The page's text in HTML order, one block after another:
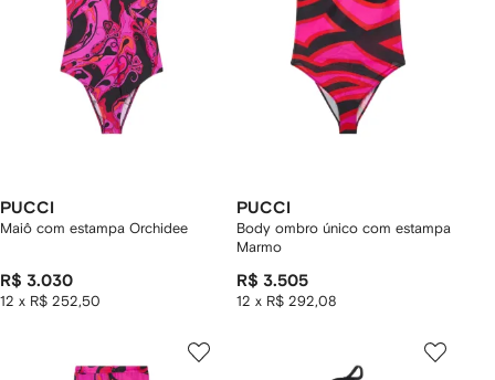
PUCCI
Maiô com estampa Orchidee
R$ 3.030
12 x R$ 252,50
PUCCI
Body ombro único com estampa
Marmo
R$ 3.505
12 x R$ 292,08